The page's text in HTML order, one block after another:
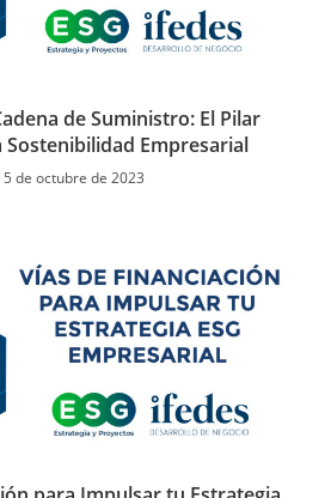
de Suministro: El Pilar
Sostenibilidad Empresarial
5 de octubre de 2023